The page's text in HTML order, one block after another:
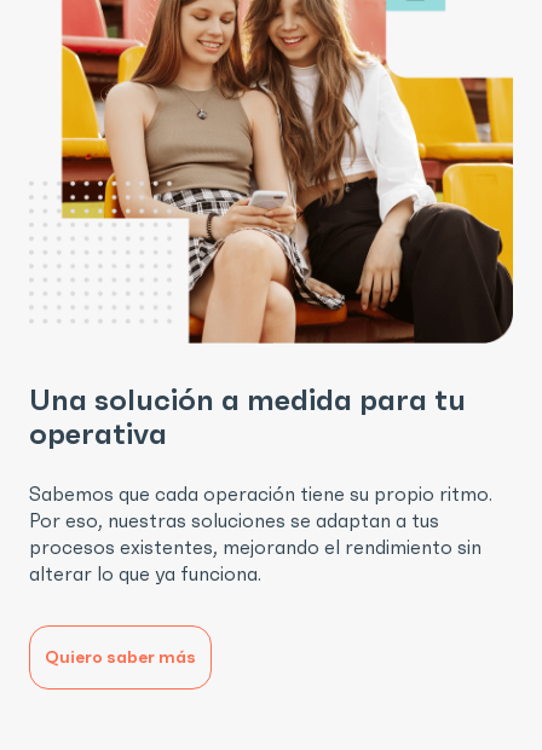
Una solución a medida para tu
operativa
Sabemos que cada operación tiene su propio ritmo.
Por eso, nuestras soluciones se adaptan a tus
procesos existentes, mejorando el rendimiento sin
alterar lo que ya funciona.
Quiero saber más